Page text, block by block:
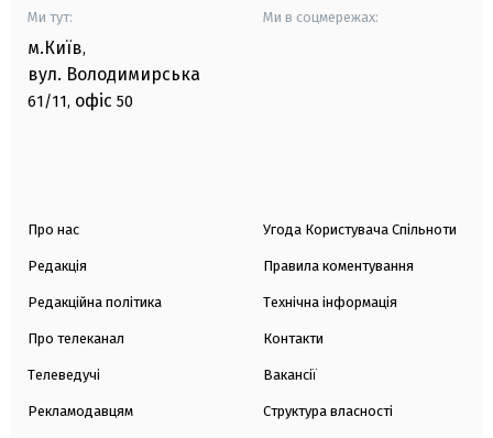
Ми тут:
м.Київ,
вул. Володимирська
61/11, офіс 50
Ми в соцмережах:
Про нас
Редакція
Редакційна політика
Про телеканал
Телеведучі
Рекламодавцям
Угода Користувача Спільноти
Правила коментування
Технічна інформація
Контакти
Вакансії
Структура власності